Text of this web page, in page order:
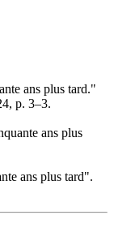
ans plus tard."
p. 3–3.
ans plus
ans plus tard".